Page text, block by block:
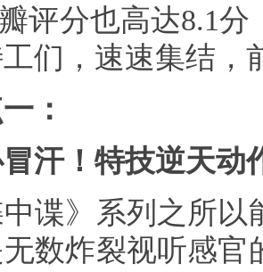
评分也高达8.1
工们，速速集结
：
！特技逆天动
》系列之所以
数炸裂视听感